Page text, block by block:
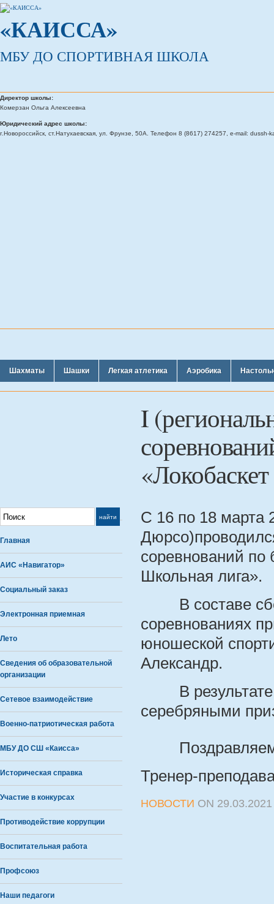
«КАИССА»
МБУ ДО СПОРТИВНАЯ ШКОЛА
Директор школы:
Комерзан Ольга Алексеевна
Юридический адрес школы:
г.Новороссийск, ст.Натухаевская, ул. Фрунзе, 50А. Телефон 8 (8617) 274257, e-mail: dussh-
Шахматы Шашки Легкая атлетика Аэробика
I
Главная
АИС «Навигатор»
Социальный заказ
Электронная приемная
Лето
Сведения об образовательной
организации
Сетевое взаимодействие
Военно-патриотическая работа
МБУ ДО СШ «Каисса»
Историческая справка
Участие в конкурсах
Противодействие коррупции
Воспитательная работа
Профсоюз
Наши педагоги
С 16 по 18 марта
соревнований по
Школьная лига».
В составе
соревнованиях
юношеской
Александр.
В результате
серебряными
Поздравляем
Тренер-
НОВОСТИ ON 29.03.2021